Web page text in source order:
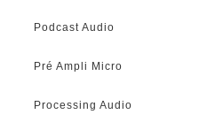
Podcast Audio
Pré Ampli Micro
Processing Audio